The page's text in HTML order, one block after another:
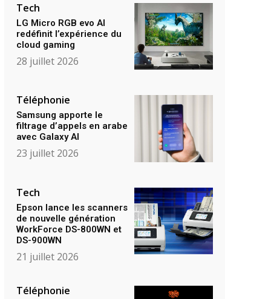
Tech
LG Micro RGB evo AI
redéfinit l’expérience du
cloud gaming
28 juillet 2026
Téléphonie
Samsung apporte le
filtrage d’appels en arabe
avec Galaxy AI
23 juillet 2026
Tech
Epson lance les scanners
de nouvelle génération
WorkForce DS-800WN et
DS-900WN
21 juillet 2026
Téléphonie